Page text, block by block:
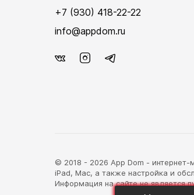
+7 (930) 418-22-22
info@appdom.ru
© 2018 - 2026 App Dom - интернет-
iPad, Mac, а также настройка и
Информация на сайте не является